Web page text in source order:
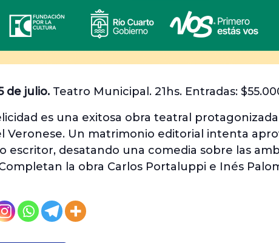
de julio. Teatro Municipal. 21hs. Entradas:
es una exitosa obra teatral
Veronese. Un matrimonio editorial intenta
escritor, desatando una comedia sobre las
la obra Carlos Portaluppi e Inés